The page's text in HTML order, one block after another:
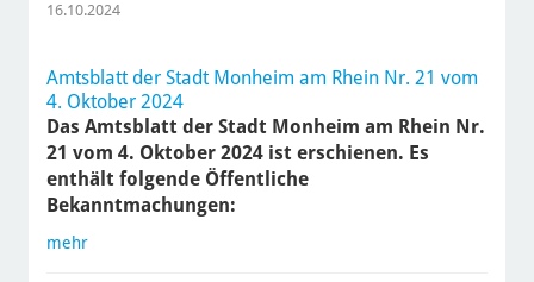
16.10.2024
Amtsblatt der Stadt Monheim am Rhein Nr. 21 vom
4. Oktober 2024
Das Amtsblatt der Stadt Monheim am Rhein Nr.
21 vom 4. Oktober 2024 ist erschienen. Es
enthält folgende Öffentliche
Bekanntmachungen:
mehr